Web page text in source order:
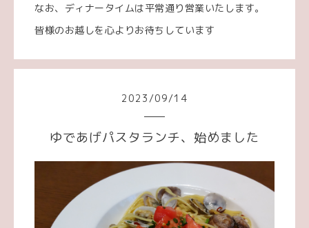
なお、ディナータイムは平常通り営業いたします。
皆様のお越しを心よりお待ちしています
2023 /09/14
ゆであげパスタランチ、始めました